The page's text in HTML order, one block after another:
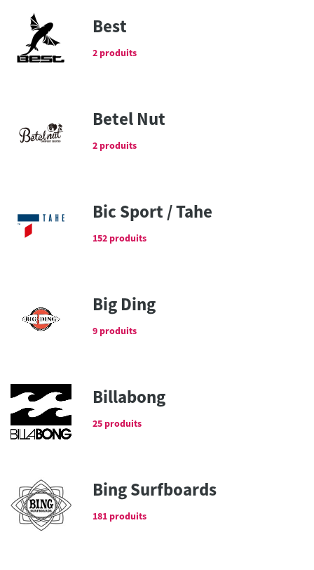
Best
2 produits
Betel Nut
2 produits
Bic Sport / Tahe
152 produits
Big Ding
9 produits
Billabong
25 produits
Bing Surfboards
181 produits